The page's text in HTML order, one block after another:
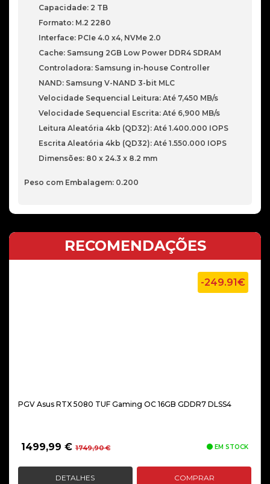
Capacidade: 2 TB
Formato: M.2 2280
Interface: PCIe 4.0 x4, NVMe 2.0
Cache: Samsung 2GB Low Power DDR4 SDRAM
Controladora: Samsung in-house Controller
NAND: Samsung V-NAND 3-bit MLC
Velocidade Sequencial Leitura: Até 7,450 MB/s
Velocidade Sequencial Escrita: Até 6,900 MB/s
Leitura Aleatória 4kb (QD32): Até 1.400.000 IOPS
Escrita Aleatória 4kb (QD32): Até 1.550.000 IOPS
Dimensões: 80 x 24.3 x 8.2 mm
Peso com Embalagem: 0.200
RECOMENDAÇÕES
-249.91€
PGV Asus RTX 5080 TUF Gaming OC 16GB GDDR7 DLSS4
1749,90€O
1499,99 €
O
EM STOCK
DETALHES COMPRAR